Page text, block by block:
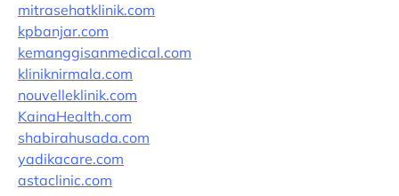
mitrasehatklinik.com
kpbanjar.com
kemanggisanmedical.com
kliniknirmala.com
nouvelleklinik.com
KainaHealth.com
shabirahusada.com
yadikacare.com
astaclinic.com